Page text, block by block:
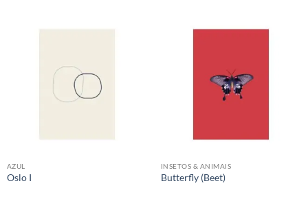
AZUL
Oslo I
INSETOS & ANIMAIS
Butterfly (Beet)